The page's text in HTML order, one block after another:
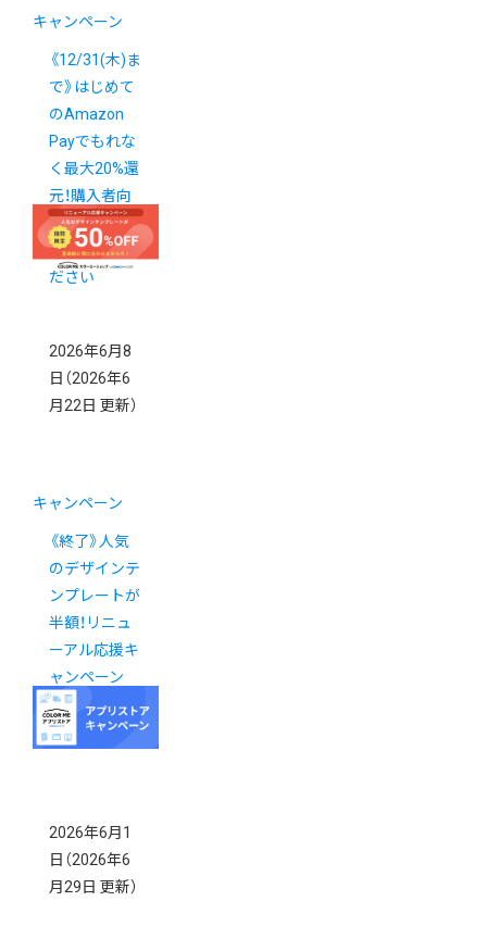
キャンペーン
《12/31(木)ま
で》はじめて
のAmazon
Payでもれな
く最大20%還
元！購入者向
けキャンペー
ンをご活用く
ださい
2026年6月8
日 （2026年6
月22日 更新）
キャンペーン
《終了》人気
のデザインテ
ンプレートが
半額！リニュ
ーアル応援キ
ャンペーン
2026年6月1
日 （2026年6
月29日 更新）